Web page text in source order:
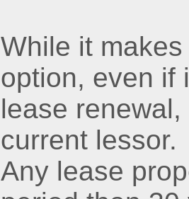
While it
option, even if
lease
current lessor.
Any lease